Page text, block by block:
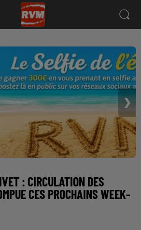
❯
: CIRCULATION DES
CES PROCHAINS WEEK-